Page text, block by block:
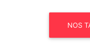
NOS